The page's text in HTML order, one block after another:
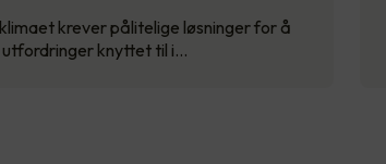
krever pålitelige løsninger for å
utfordringer knyttet til i…